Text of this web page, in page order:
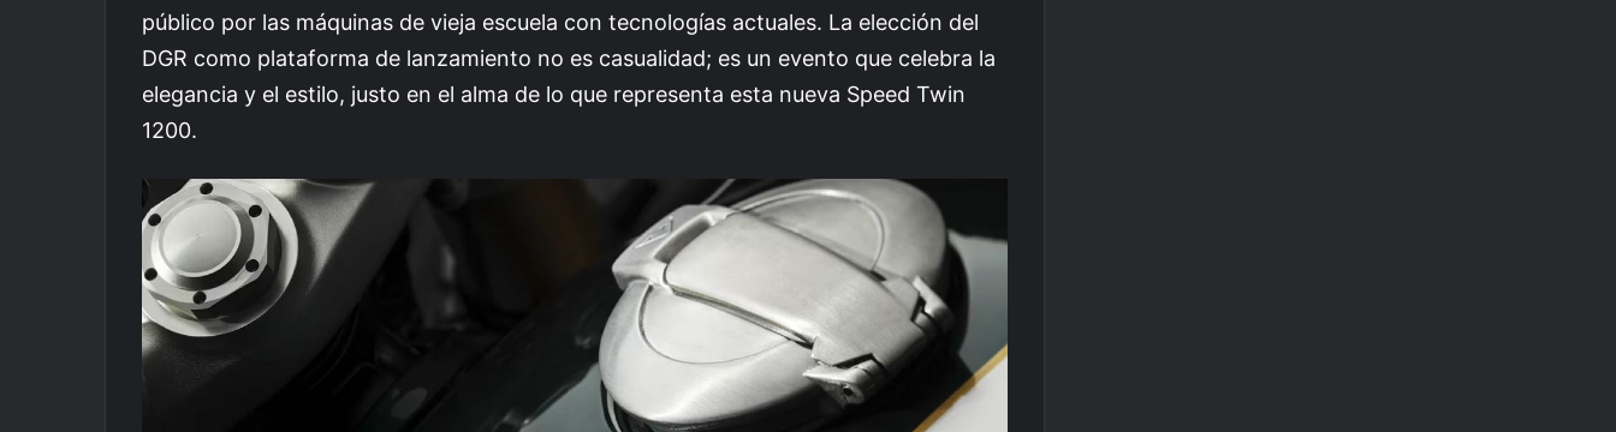
público por las máquinas de vieja escuela con tecnologías actuales. La elección del
DGR como plataforma de lanzamiento no es casualidad; es un evento que celebra la
elegancia y el estilo, justo en el alma de lo que representa esta nueva Speed Twin
1200.